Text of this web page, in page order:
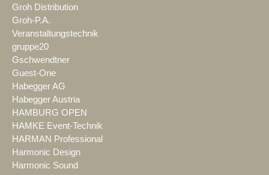
Groh Distribution
Groh-P.A.
Veranstaltungstechnik
gruppe20
Gschwendtner
Guest-One
Habegger AG
Habegger Austria
HAMBURG OPEN
HAMKE Event-Technik
HARMAN Professional
Harmonic Design
Harmonic Sound